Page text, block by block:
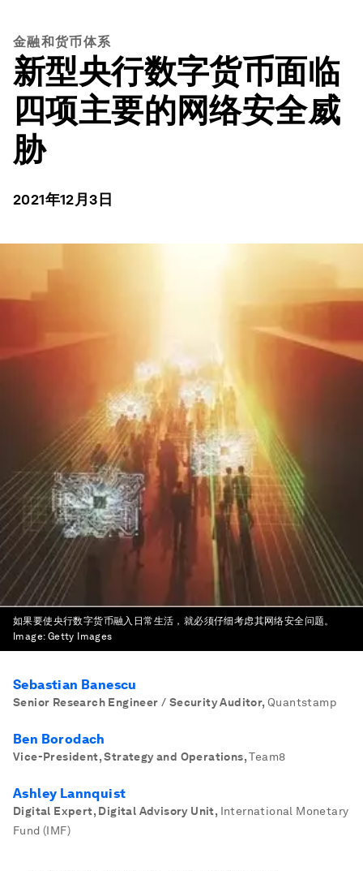
金融和货币体系
新型央行数字货币面临
四项主要的网络安全威
胁
2021年12月3日
如果要使央行数字货币融入日常生活，就必须仔细考虑其网络安全问题。
Image: Getty Images
Sebastian Banescu
Senior Research Engineer / Security Auditor, Quantstamp
Ben Borodach
Vice-President, Strategy and Operations, Team8
Ashley Lannquist
Digital Expert, Digital Advisory Unit, International Monetary
Fund (IMF)